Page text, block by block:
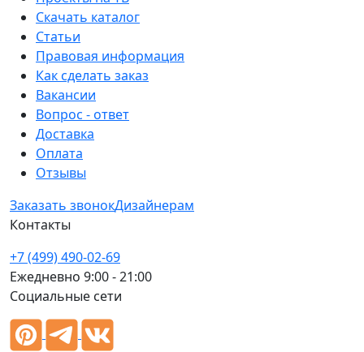
Скачать каталог
Статьи
Правовая информация
Как сделать заказ
Вакансии
Вопрос - ответ
Доставка
Оплата
Отзывы
Заказать звонокДизайнерам
Контакты
+7 (499) 490-02-69
Ежедневно 9:00 - 21:00
Социальные сети